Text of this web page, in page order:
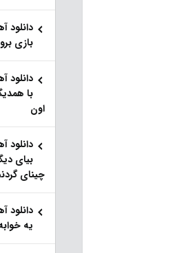
بازی
دانلود
با
اون
بیای
چینای
یه